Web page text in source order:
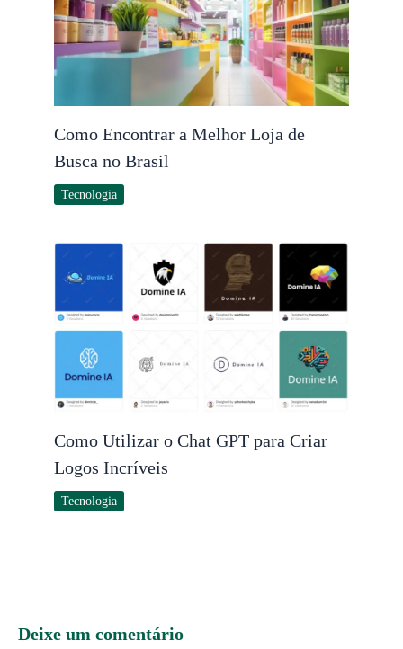
Como Encontrar a Melhor Loja de
Busca no Brasil
Tecnologia
Como Utilizar o Chat GPT para Criar
Logos Incríveis
Tecnologia
Deixe um comentário